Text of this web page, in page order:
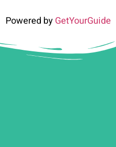
Powered byGetYourGuide